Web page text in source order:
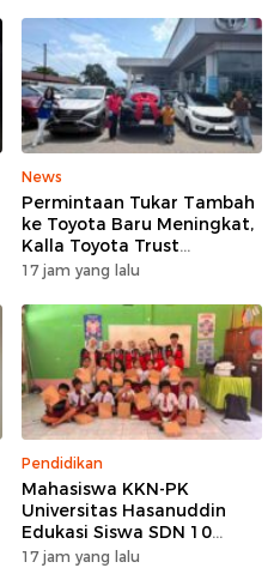
News
Permintaan Tukar Tambah
ke Toyota Baru Meningkat,
Kalla Toyota Trust
Catatkan Rekor Baru di Juli
17 jam yang lalu
Pendidikan
Mahasiswa KKN-PK
Universitas Hasanuddin
Edukasi Siswa SDN 10
Otting tentang
17 jam yang lalu